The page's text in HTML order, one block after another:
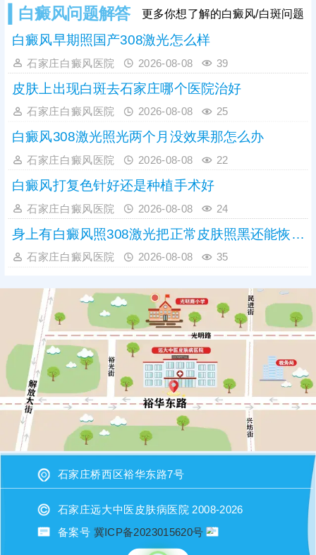
白癜风问题解答 更多你想了解的白癜风/白斑问题
白癜风早期照国产308激光怎么样
石家庄白癜风医院 2026-08-08 39
皮肤上出现白斑去石家庄哪个医院治好
石家庄白癜风医院 2026-08-08 25
白癜风308激光照光两个月没效果那怎么办
石家庄白癜风医院 2026-08-08 22
白癜风打复色针好还是种植手术好
石家庄白癜风医院 2026-08-08 24
身上有白癜风照308激光把正常皮肤照黑还能恢复吗
石家庄白癜风医院 2026-08-08 35
石家庄桥西区裕华东路7号
石家庄远大中医皮肤病医院 2008-2026
备案号 冀ICP备2023015620号
或者直接拨打电话：17531148680（微信同步）进行咨询